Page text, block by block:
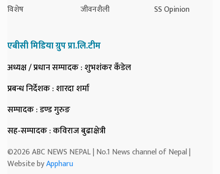
विशेष
जीवनशैली
SS Opinion
एबीसी मिडिया ग्रुप प्रा.लि.टीम
अध्यक्ष / प्रधान सम्पादक: शुभशंकर कँडेल
प्रबन्ध निर्देशक: शारदा शर्मा
सम्पादक: डण्ड गुरुङ
सह-सम्पादक: कविराज बुढाक्षेत्री
©2026 ABC NEWS NEPAL | No.1 News channel of Nepal |
Website byAppharu